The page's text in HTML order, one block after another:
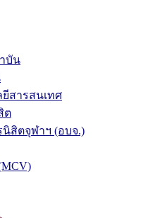
บัน
สารสนเทศ
ต
สิตจุฬาฯ (อบจ.)